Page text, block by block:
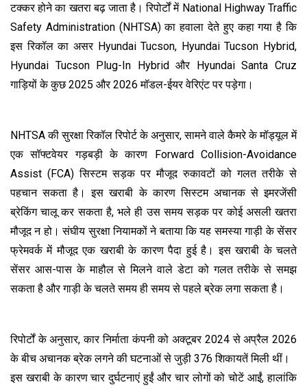
टक्कर होने का खतरा बढ़ जाता है। रिपोर्टों में National Highway Traffic
Safety Administration (NHTSA) का हवाला देते हुए कहा गया है कि
इस रिकॉल का असर Hyundai Tucson, Hyundai Tucson Hybrid,
Hyundai Tucson Plug-In Hybrid और Hyundai Santa Cruz
गाड़ियों के कुछ 2025 और 2026 मॉडल-ईयर वेरिएंट पर पड़ेगा।
NHTSA की सुरक्षा रिकॉल रिपोर्ट के अनुसार, सामने वाले कैमरे के मॉड्यूल में
एक सॉफ्टवेयर गड़बड़ी के कारण Forward Collision-Avoidance
Assist (FCA) सिस्टम सड़क पर मौजूद रुकावटों को गलत तरीके से
पहचान सकता है। इस खराबी के कारण सिस्टम अचानक से इमरजेंसी
ब्रेकिंग चालू कर सकता है, भले ही उस समय सड़क पर कोई असली खतरा
मौजूद न हो। संघीय सुरक्षा नियामकों ने बताया कि यह समस्या गाड़ी के सेंसर
फ्रेमवर्क में मौजूद एक खराबी के कारण पैदा हुई है। इस खराबी के चलते
सेंसर आस-पास के माहौल से मिलने वाले डेटा को गलत तरीके से समझ
सकता है और गाड़ी के चलते समय ही समय से पहले ब्रेक लगा सकता है।
रिपोर्टों के अनुसार, कार निर्माता कंपनी को अक्टूबर 2024 से अप्रैल 2026
के बीच अचानक ब्रेक लगने की घटनाओं से जुड़ी 376 शिकायतें मिली थीं।
इस खराबी के कारण चार दुर्घटनाएं हुईं और चार लोगों को चोटें आईं, हालांकि